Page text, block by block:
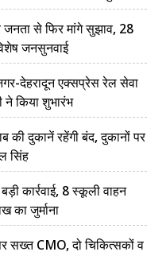
जनता से फिर मांगे सुझाव, 28
जनसुनवाई
देहरादून एक्सप्रेस रेल सेवा
किया शुभारंभ
की दुकानें रहेंगी बंद, दुकानों पर
सिंह
कार्रवाई, 8 स्कूली वाहन
का जुर्माना
सख्त CMO, दो चिकित्सकों व